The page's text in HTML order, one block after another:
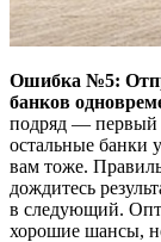
Ошибка №5:
банков
подряд — первый
остальные банки
вам тоже.
дождитесь
в следующий.
хорошие шансы,